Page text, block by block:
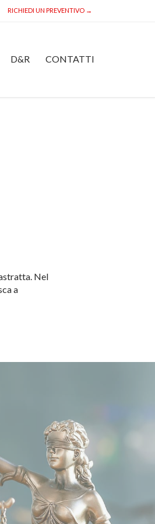
RICHIEDI UN PREVENTIVO →
D&R CONTATTI
Nel
a